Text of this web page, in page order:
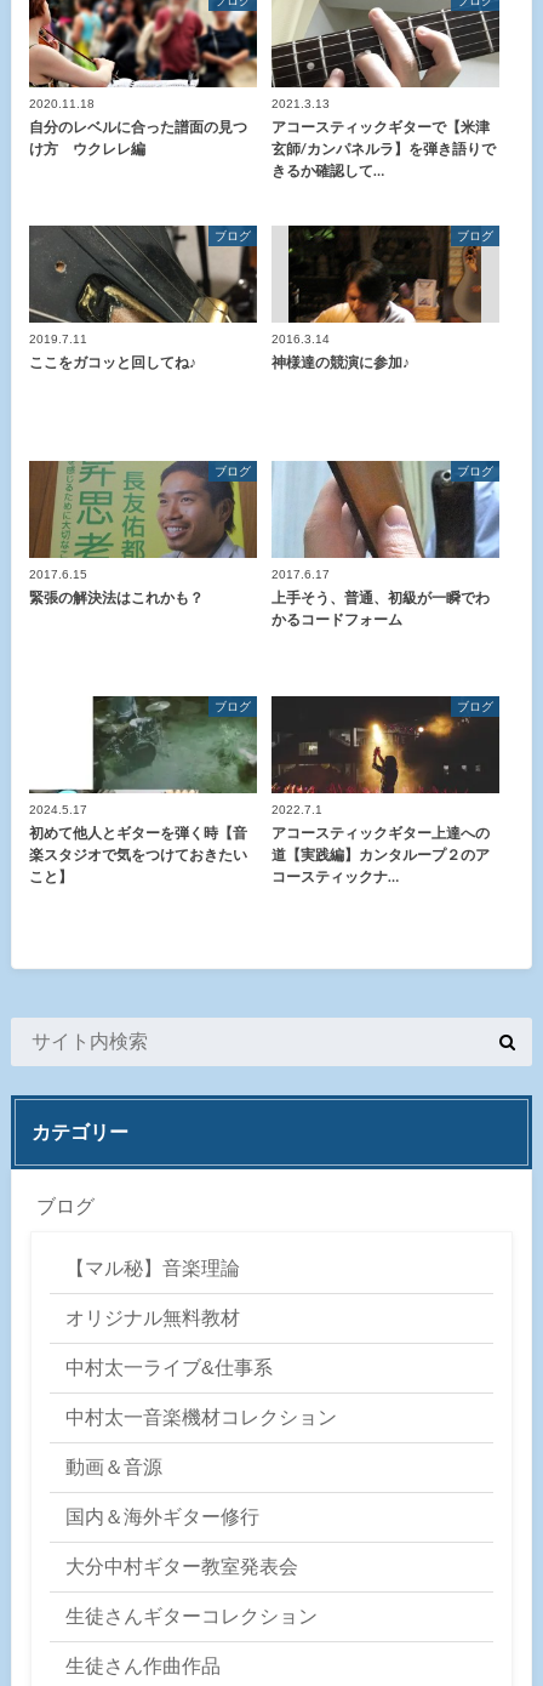
2020.11.18
自分のレベルに合った譜面の見つ
け方 ウクレレ編
2021.3.13
アコースティックギターで【米津
玄師/カンパネルラ】を弾き語りで
きるか確認して…
ブログ
2019.7.11
ここをガコッと回してね♪
ブログ
2016.3.14
神様達の競演に参加♪
ブログ
2017.6.15
緊張の解決法はこれかも？
ブログ
2017.6.17
上手そう、普通、初級が一瞬でわ
かるコードフォーム
ブログ
2024.5.17
初めて他人とギターを弾く時【音
楽スタジオで気をつけておきたい
こと】
ブログ
2022.7.1
アコースティックギター上達への
道【実践編】カンタループ２のア
コースティックナ…
カテゴリー
ブログ
【マル秘】音楽理論
オリジナル無料教材
中村太一ライブ&仕事系
中村太一音楽機材コレクション
動画＆音源
国内＆海外ギター修行
大分中村ギター教室発表会
生徒さんギターコレクション
生徒さん作曲作品